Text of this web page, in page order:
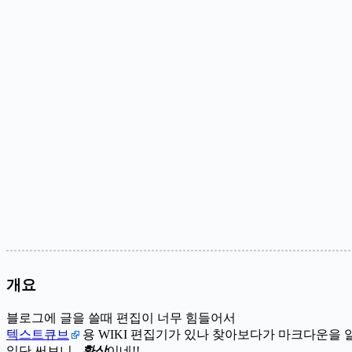
개요
블로그에 글을 쓸때 편집이 너무 힘들어서
텍스트큐브
용 WIKI 편집기가 있나 찾아보다가 마크다운을